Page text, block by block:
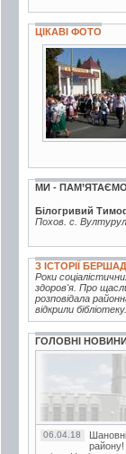
ЦІКАВІ ФОТО
5 фото
МИ -
Білогривий
Похов. с.
З ІСТОРІЇ
Роки
здоров'я. Про
розповідала
відкрили
ГОЛОВНІ
06.04.18